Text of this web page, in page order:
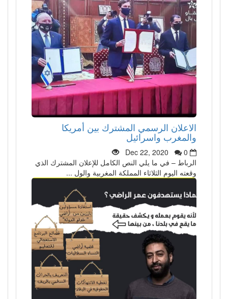
الاعلان الرسمي المشترك بين أمريكا
والمغرب واسرائيل
Dec 22, 2020
0
الرباط – في ما يلي النص الكامل للإعلان المشترك الذي
وقعته اليوم الثلاثاء المملكة المغربية والول ...